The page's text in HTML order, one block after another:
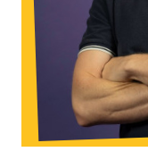
Eventos
Junta-te ao